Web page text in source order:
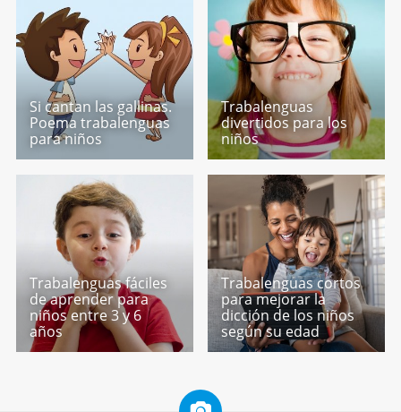
Si cantan las gallinas.
Poema trabalenguas
para niños
Trabalenguas
divertidos para los
niños
Trabalenguas fáciles
de aprender para
niños entre 3 y 6
años
Trabalenguas cortos
para mejorar la
dicción de los niños
según su edad